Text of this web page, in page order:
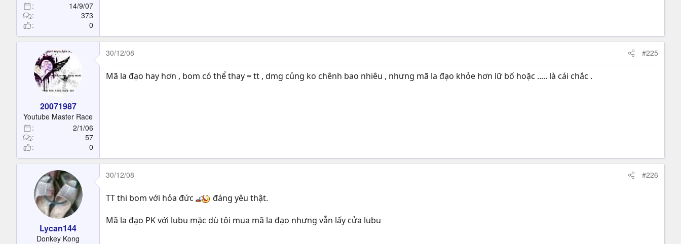
14/9/07
373
0
20071987
Youtube Master Race
2/1/06
57
0
30/12/08 #225
Mã la đạo hay hơn , bom có thể thay = tt , dmg củng ko chênh bao nhiêu , nhưng mã la đạo khỏe hơn lữ bố hoặc ..... là cái chắc .
Lycan144
Donkey Kong
30/12/08 #226
TT thi bom với hỏa đức
đáng yêu thật.
Mã la đạo PK với lubu mặc dù tôi mua mã la đạo nhưng vẫn lấy cửa lubu